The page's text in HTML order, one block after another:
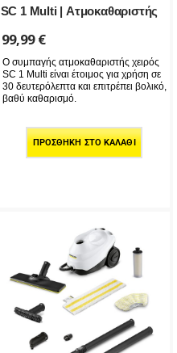
SC 1 Multi | Ατμοκαθαριστής
99,99€
Ο συμπαγής ατμοκαθαριστής χειρός
SC 1 Multi είναι έτοιμος για χρήση σε
30 δευτερόλεπτα και επιτρέπει βολικό,
βαθύ καθαρισμό.
ΠΡΟΣΘΉΚΗ ΣΤΟ ΚΑΛΆΘΙ